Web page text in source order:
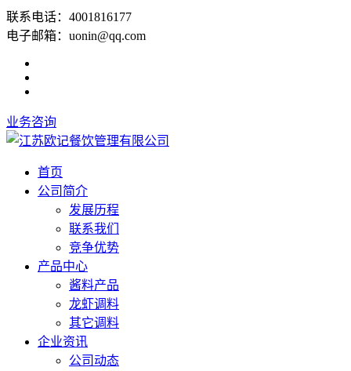
联系电话：4001816177
电子邮箱：uonin@qq.com
业务咨询
首页
公司简介
发展历程
联系我们
竞争优势
产品中心
酱料产品
龙虾调料
其它调料
企业资讯
公司动态